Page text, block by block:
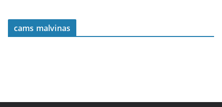
cams malvinas